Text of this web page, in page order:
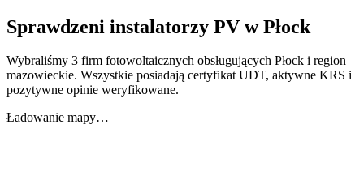
Sprawdzeni instalatorzy PV wPłock
Wybraliśmy 3 firm fotowoltaicznych obsługujących Płock i region
mazowieckie. Wszystkie posiadają certyfikat UDT, aktywne KRS i
pozytywne opinie weryfikowane.
Ładowanie mapy…